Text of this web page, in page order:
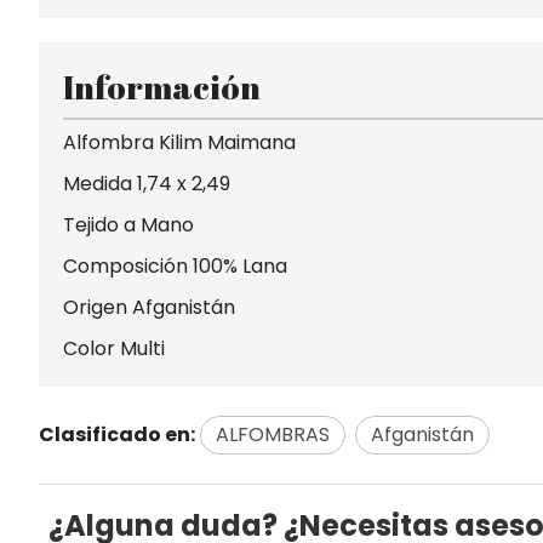
Información
Alfombra Kilim Maimana
Medida 1,74 x 2,49
Tejido a Mano
Composición 100% Lana
Origen Afganistán
Color Multi
Clasificado en: ALFOMBRAS Afganistán
¿Alguna duda? ¿Necesitas